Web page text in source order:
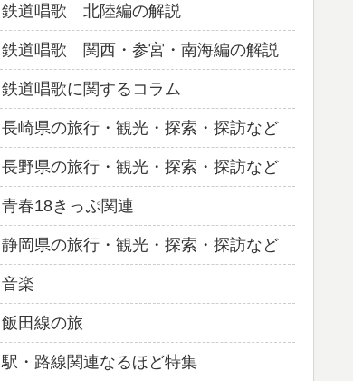
鉄道唱歌 北陸編の解説
鉄道唱歌 関西・参宮・南海編の解説
鉄道唱歌に関するコラム
長崎県の旅行・観光・探索・探訪など
長野県の旅行・観光・探索・探訪など
青春18きっぷ関連
静岡県の旅行・観光・探索・探訪など
音楽
飯田線の旅
駅・路線関連なるほど特集